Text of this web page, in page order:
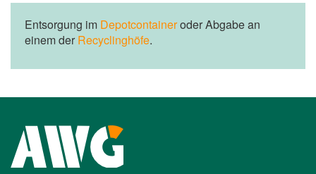
Entsorgung im Depotcontaineroder Abgabe an
einem der Recyclinghöfe.